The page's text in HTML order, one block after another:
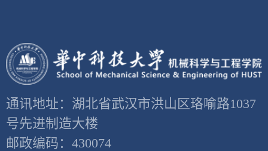
通讯地址：湖北省武汉市洪山区珞喻路1037
号先进制造大楼
邮政编码：430074